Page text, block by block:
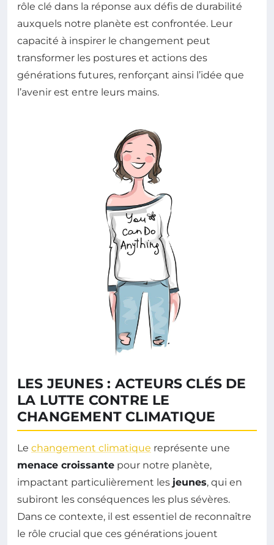
rôle clé dans la réponse aux défis de durabilité
auxquels notre planète est confrontée. Leur
capacité à inspirer le changement peut
transformer les postures et actions des
générations futures, renforçant ainsi l’idée que
l’avenir est entre leurs mains.
LES JEUNES : ACTEURS CLÉS DE
LA LUTTE CONTRE LE
CHANGEMENT CLIMATIQUE
Le changement climatique représente une
menace croissante pour notre planète,
impactant particulièrement les jeunes, qui en
subiront les conséquences les plus sévères.
Dans ce contexte, il est essentiel de reconnaître
le rôle crucial que ces générations jouent